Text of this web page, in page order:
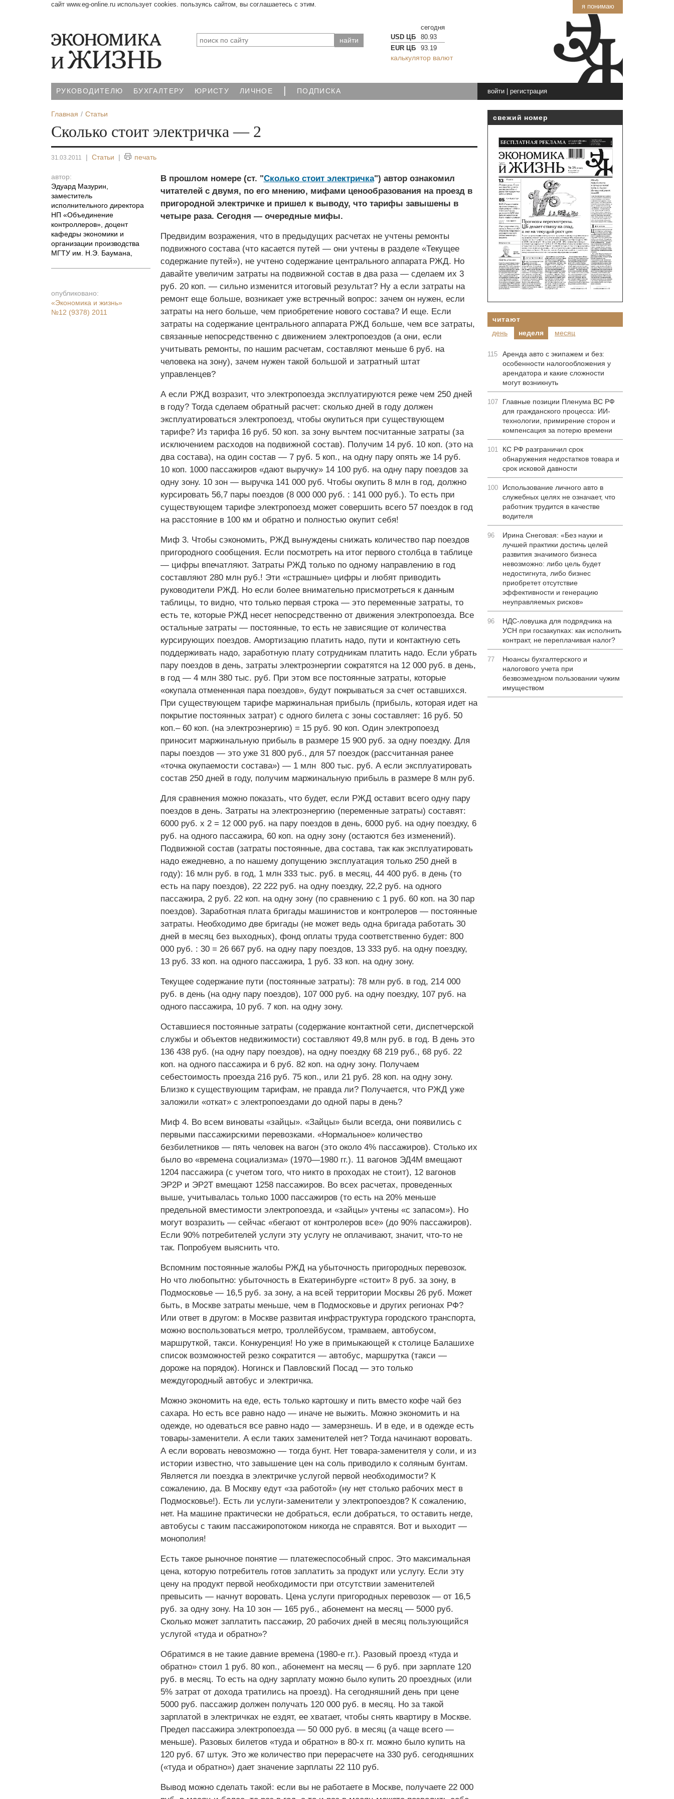
я понимаю
сайт www.eg-online.ru использует cookies. пользуясь сайтом, вы соглашаетесь с этим.
сегодня
USD ЦБ
80.93
EUR ЦБ
93.19
калькулятор валют
РУКОВОДИТЕЛЮ БУХГАЛТЕРУ ЮРИСТУ ЛИЧНОЕ | ПОДПИСКА войти| регистрация
Главная Статьи
Сколько стоит электричка — 2
31.03.2011 | Статьи | печать
автор:
Эдуард Мазурин,
заместитель
исполнительного директора
НП «Объединение
контроллеров», доцент
кафедры экономики и
организации производства
МГТУ им. Н.Э. Баумана
опубликовано:
«Экономика и жизнь»
№12 (9378) 2011
В прошлом номере (ст. "Сколько стоит электричка") автор ознакомил
читателей с двумя, по его мнению, мифами ценообразования на проезд в
пригородной электричке и пришел к выводу, что тарифы завышены в
четыре раза. Сегодня — очередные мифы.
Предвидим возражения, что в предыдущих расчетах не учтены ремонты
подвижного состава (что касается путей — они учтены в разделе «Текущее
содержание путей»), не учтено содержание центрального аппарата РЖД. Но
давайте увеличим затраты на подвижной состав в два раза — сделаем их 3
руб. 20 коп. — сильно изменится итоговый результат? Ну а если затраты на
ремонт еще больше, возникает уже встречный вопрос: зачем он нужен, если
затраты на него больше, чем приобретение нового состава? И еще. Если
затраты на содержание центрального аппарата РЖД больше, чем все затраты,
связанные непосредственно с движением электропоездов (а они, если
учитывать ремонты, по нашим расчетам, составляют меньше 6 руб. на
человека на зону), зачем нужен такой большой и затратный штат
управленцев?
А если РЖД возразит, что электропоезда эксплуатируются реже чем 250 дней
в году? Тогда сделаем обратный расчет: сколько дней в году должен
эксплуатироваться электропоезд, чтобы окупиться при существующем
тарифе? Из тарифа 16 руб. 50 коп. за зону вычтем посчитанные затраты (за
исключением расходов на подвижной состав). Получим 14 руб. 10 коп. (это на
два состава), на один состав — 7 руб. 5 коп., на одну пару опять же 14 руб.
10 коп. 1000 пассажиров «дают выручку» 14 100 руб. на одну пару поездов за
одну зону. 10 зон — выручка 141 000 руб. Чтобы окупить 8 млн в год, должно
курсировать 56,7 пары поездов (8 000 000 руб. : 141 000 руб.). То есть при
существующем тарифе электропоезд может совершить всего 57 поездок в год
на расстояние в 100 км и обратно и полностью окупит себя!
Миф 3. Чтобы сэкономить, РЖД вынуждены снижать количество пар поездов
пригородного сообщения. Если посмотреть на итог первого столбца в таблице
— цифры впечатляют. Затраты РЖД только по одному направлению в год
составляют 280 млн руб.! Эти «страшные» цифры и любят приводить
руководители РЖД. Но если более внимательно присмотреться к данным
таблицы, то видно, что только первая строка — это переменные затраты, то
есть те, которые РЖД несет непосредственно от движения электропоезда. Все
остальные затраты — постоянные, то есть не зависящие от количества
курсирующих поездов. Амортизацию платить надо, пути и контактную сеть
поддерживать надо, заработную плату сотрудникам платить надо. Если убрать
пару поездов в день, затраты электроэнергии сократятся на 12 000 руб. в день,
в год — 4 млн 380 тыс. руб. При этом все постоянные затраты, которые
«окупала отмененная пара поездов», будут покрываться за счет оставшихся.
При существующем тарифе маржинальная прибыль (прибыль, которая идет на
покрытие постоянных затрат) с одного билета с зоны составляет: 16 руб. 50
коп.– 60 коп. (на электроэнергию) = 15 руб. 90 коп. Один электропоезд
приносит маржинальную прибыль в размере 15 900 руб. за одну поездку. Для
пары поездов — это уже 31 800 руб., для 57 поездок (рассчитанная ранее
«точка окупаемости состава») — 1 млн 800 тыс. руб. А если эксплуатировать
состав 250 дней в году, получим маржинальную прибыль в размере 8 млн руб.
Для сравнения можно показать, что будет, если РЖД оставит всего одну пару
поездов в день. Затраты на электроэнергию (переменные затраты) составят:
6000 руб. х 2 = 12 000 руб. на пару поездов в день, 6000 руб. на одну поездку, 6
руб. на одного пассажира, 60 коп. на одну зону (остаются без изменений).
Подвижной состав (затраты постоянные, два состава, так как эксплуатировать
надо ежедневно, а по нашему допущению эксплуатация только 250 дней в
году): 16 млн руб. в год, 1 млн 333 тыс. руб. в месяц, 44 400 руб. в день (то
есть на пару поездов), 22 222 руб. на одну поездку, 22,2 руб. на одного
пассажира, 2 руб. 22 коп. на одну зону (по сравнению с 1 руб. 60 коп. на 30 пар
поездов). Заработная плата бригады машинистов и контролеров — постоянные
затраты. Необходимо две бригады (не может ведь одна бригада работать 30
дней в месяц без выходных), фонд оплаты труда соответственно будет: 800
000 руб. : 30 = 26 667 руб. на одну пару поездов, 13 333 руб. на одну поездку,
13 руб. 33 коп. на одного пассажира, 1 руб. 33 коп. на одну зону.
Текущее содержание пути (постоянные затраты): 78 млн руб. в год, 214 000
руб. в день (на одну пару поездов), 107 000 руб. на одну поездку, 107 руб. на
одного пассажира, 10 руб. 7 коп. на одну зону.
Оставшиеся постоянные затраты (содержание контактной сети, диспетчерской
службы и объектов недвижимости) составляют 49,8 млн руб. в год. В день это
136 438 руб. (на одну пару поездов), на одну поездку 68 219 руб., 68 руб. 22
коп. на одного пассажира и 6 руб. 82 коп. на одну зону. Получаем
себестоимость проезда 216 руб. 75 коп., или 21 руб. 28 коп. на одну зону.
Близко к существующим тарифам, не правда ли? Получается, что РЖД уже
заложили «откат» с электропоездами до одной пары в день?
Миф 4. Во всем виноваты «зайцы». «Зайцы» были всегда, они появились с
первыми пассажирскими перевозками. «Нормальное» количество
безбилетников — пять человек на вагон (это около 4% пассажиров). Столько их
было во «времена социализма» (1970—1980 гг.). 11 вагонов ЭД4М вмещают
1204 пассажира (с учетом того, что никто в проходах не стоит), 12 вагонов
ЭР2Р и ЭР2Т вмещают 1258 пассажиров. Во всех расчетах, проведенных
выше, учитывалась только 1000 пассажиров (то есть на 20% меньше
предельной вместимости электропоезда, и «зайцы» учтены «с запасом»). Но
могут возразить — сейчас «бегают от контролеров все» (до 90% пассажиров).
Если 90% потребителей услуги эту услугу не оплачивают, значит, что-то не
так. Попробуем выяснить что.
Вспомним постоянные жалобы РЖД на убыточность пригородных перевозок.
Но что любопытно: убыточность в Екатеринбурге «стоит» 8 руб. за зону, в
Подмосковье — 16,5 руб. за зону, а на всей территории Москвы 26 руб. Может
быть, в Москве затраты меньше, чем в Подмосковье и других регионах РФ?
Или ответ в другом: в Москве развитая инфраструктура городского транспорта,
можно воспользоваться метро, троллейбусом, трамваем, автобусом,
маршруткой, такси. Конкуренция! Но уже в примыкающей к столице Балашихе
список возможностей резко сократится — автобус, маршрутка (такси —
дороже на порядок). Ногинск и Павловский Посад — это только
междугородный автобус и электричка.
Можно экономить на еде, есть только картошку и пить вместо кофе чай без
сахара. Но есть все равно надо — иначе не выжить. Можно экономить и на
одежде, но одеваться все равно надо — замерзнешь. И в еде, и в одежде есть
товары-заменители. А если таких заменителей нет? Тогда начинают воровать.
А если воровать невозможно — тогда бунт. Нет товара-заменителя у соли, и из
истории известно, что завышение цен на соль приводило к соляным бунтам.
Является ли поездка в электричке услугой первой необходимости? К
сожалению, да. В Москву едут «за работой» (ну нет столько рабочих мест в
Подмосковье!). Есть ли услуги-заменители у электропоездов? К сожалению,
нет. На машине практически не добраться, если добраться, то оставить негде,
автобусы с таким пассажиропотоком никогда не справятся. Вот и выходит —
монополия!
Есть такое рыночное понятие — платежеспособный спрос. Это максимальная
цена, которую потребитель готов заплатить за продукт или услугу. Если эту
цену на продукт первой необходимости при отсутствии заменителей
превысить — начнут воровать. Цена услуги пригородных перевозок — от 16,5
руб. за одну зону. На 10 зон — 165 руб., абонемент на месяц — 5000 руб.
Сколько может заплатить пассажир, 20 рабочих дней в месяц пользующийся
услугой «туда и обратно»?
Обратимся в не такие давние времена (1980-е гг.). Разовый проезд «туда и
обратно» стоил 1 руб. 80 коп., абонемент на месяц — 6 руб. при зарплате 120
руб. в месяц. То есть на одну зарплату можно было купить 20 проездных (или
5% затрат от дохода тратились на проезд). На сегодняшний день при цене
5000 руб. пассажир должен получать 120 000 руб. в месяц. Но за такой
зарплатой в электричках не ездят, ее хватает, чтобы снять квартиру в Москве.
Предел пассажира электропоезда — 50 000 руб. в месяц (а чаще всего —
меньше). Разовых билетов «туда и обратно» в 80-х гг. можно было купить на
120 руб. 67 штук. Это же количество при перерасчете на 330 руб. сегодняшних
(«туда и обратно») дает значение зарплаты 22 110 руб.
Вывод можно сделать такой: если вы не работаете в Москве, получаете 22 000
свежий номер
читают
день
неделя месяц
115
Аренда авто с экипажем и без:
особенности налогообложения у
арендатора и какие сложности
могут возникнуть
107
Главные позиции Пленума ВС РФ
для гражданского процесса: ИИ-
технологии, примирение сторон и
компенсация за потерю времени
101
КС РФ разграничил срок
обнаружения недостатков товара и
срок исковой давности
100
Использование личного авто в
служебных целях не означает, что
работник трудится в качестве
водителя
96
Ирина Снеговая: «Без науки и
лучшей практики достичь целей
развития значимого бизнеса
невозможно: либо цель будет
недостигнута, либо бизнес
приобретет отсутствие
эффективности и генерацию
неуправляемых рисков»
96
НДС-ловушка для подрядчика на
УСН при госзакупках: как исполнить
контракт, не переплачивая налог?
77
Нюансы бухгалтерского и
налогового учета при
безвозмездном пользовании чужим
имуществом